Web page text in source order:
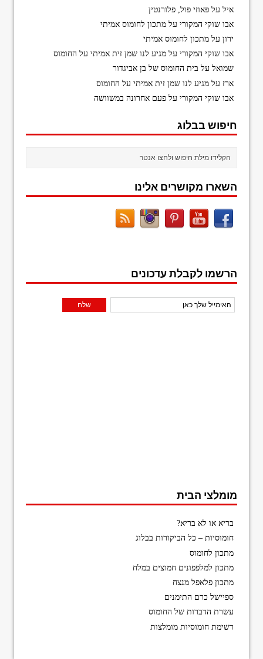
איל עלפאוזי פול, פלורנטין
אבו שוקי המקורי עלמתכון לחומוס אמיתי
ירון עלמתכון לחומוס אמיתי
אבו שוקי המקורי עלמגיע לנו שמן זית אמיתי על החומוס
שמואל על בית החומוס של בן אביגדור
ארז עלמגיע לנו שמן זית אמיתי על החומוס
אבו שוקי המקורי עלפעם אחרונה במשוושה
חיפוש בבלוג
השארו מקושרים אלינו
הרשמו לקבלת עדכונים
מומלצי הבית
בריא או לא בריא?
חומוסיות – כל הביקורות בבלוג
מתכון לחומוס
מתכון למלפפונים חמוצים במלח
מתכון פלאפל מנצח
ספיישל כרם התימנים
עשרת הדברות של החומוס
רשימת חומוסיות מומלצות